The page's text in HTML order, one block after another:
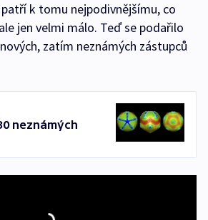
k tomu nejpodivnějšímu, co
jen velmi málo. Teď se podařilo
zatím neznámých zástupců
neznámých